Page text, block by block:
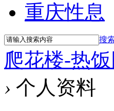
重庆性息
搜
爬花楼-热
› 个人资料